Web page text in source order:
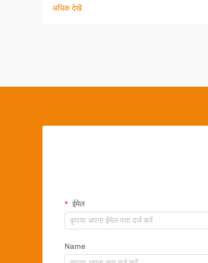
खड़ा है। पर्यावरण के अनुकूल पैकेजिंग बैग्स एक
अधिक देखें
ईमेल
Name